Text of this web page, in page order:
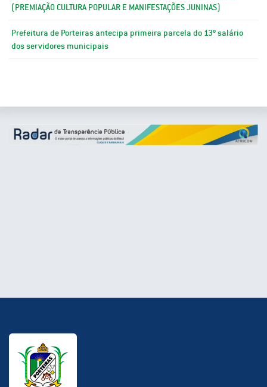
(PREMIAÇÃO CULTURA POPULAR E MANIFESTAÇÕES JUNINAS)
Prefeitura de Porteiras antecipa primeira parcela do 13º salário
dos servidores municipais